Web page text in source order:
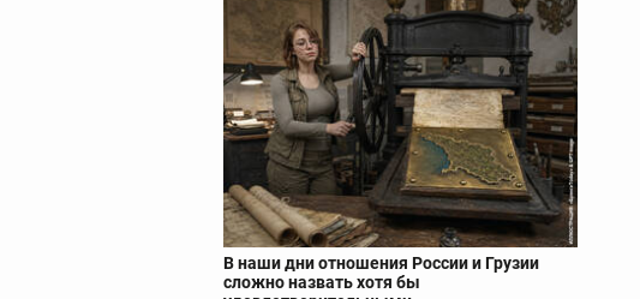
В наши дни отношения России и Грузии
сложно назвать хотя бы